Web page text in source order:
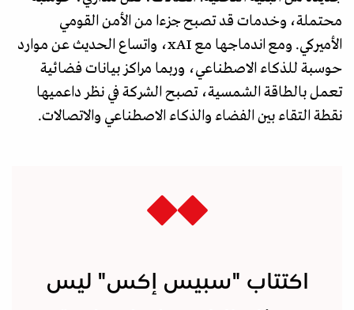
محتملة، وخدمات قد تصبح جزءا من الأمن القومي
الأميركي. ومع اندماجها مع xAI، واتساع الحديث عن موارد
حوسبة للذكاء الاصطناعي، وربما مراكز بيانات فضائية
تعمل بالطاقة الشمسية، تصبح الشركة في نظر داعميها
نقطة التقاء بين الفضاء والذكاء الاصطناعي والاتصالات.
اكتتاب "سبيس إكس" ليس